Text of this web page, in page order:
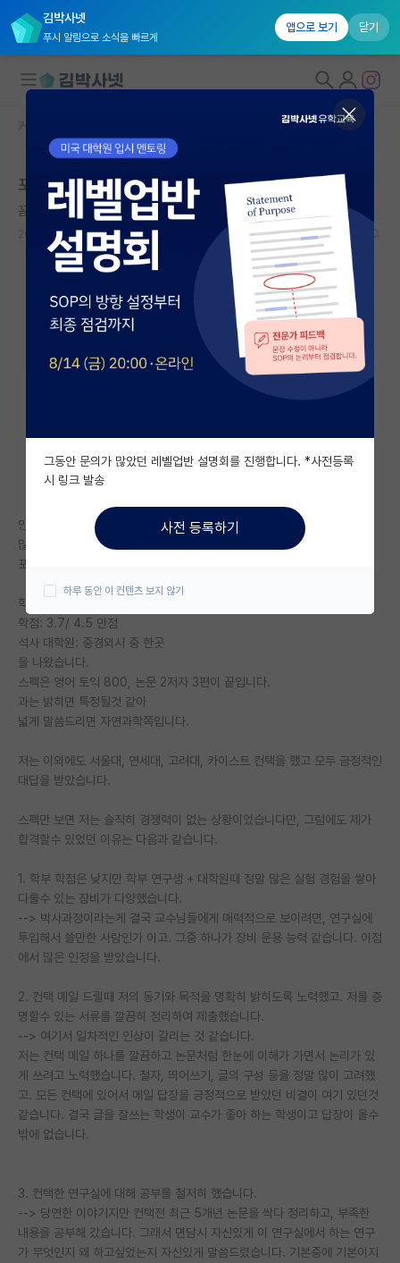
김박사넷
푸시 알림으로 소식을 빠르게
앱으로 보기 닫기
대학원생 모집
국내대학원 정보
연구실&오픈랩
커뮤니티
커뮤니티 홈
전체글보기
베스트 게시판
자유 게시판(아무개랩)
미국 유학 게시판
미국 대학원 합격 후기 게시판
대학원생 모집 게시판
연구실(PI) 홍보 게시판
석박사 채용 정보 게시판
임용 정보 게시판
학부 인턴 게시판
취업 게시판
PI 전용 게시판
특수/전문대학원 게시판
반도체/AI 게시판
학술 정보 게시판
홍보 게시판
커리어
유학교육
반도체 아카데미
재팬라운지 🌸
커뮤니티 홈
포항공대 박사과정 후기
꼼꼼한 라이프니츠
2026.06.14 10 11394
안녕하세요
많은 분들이 포항공대를 좋은 선택지로 생각하시는 만큼
포항공대 박사과정 후기를 남깁니다.
학부: 광명상가 라인
학점: 3.7/ 4.5 만점
석사 대학원: 중경외시 중 한곳
을 나왔습니다.
스펙은 영어 토익 800, 논문 2저자 3편이 끝입니다.
과는 밝히면 특정될것 같아
넓게 말씀드리면 자연과학쪽입니다.
저는 이외에도 서울대, 연세대, 고려대, 카이스트 컨택을 했고 모두 긍정적인
대답을 받았습니다.
스펙만 보면 저는 솔직히 경쟁력이 없는 상황이었습니다만, 그럼에도 제가
합격할수 있었던 이유는 다음과 같습니다.
1. 학부 학점은 낮지만 학부 연구생 + 대학원때 정말 많은 실험 경험을 쌓아
다룰수 있는 장비가 다양했습니다.
--> 박사과정이라는게 결국 교수님들에게 매력적으로 보이려면, 연구실에
투입해서 쓸만한 사람인가 이고. 그중 하나가 장비 운용 능력 같습니다. 이점
에서 많은 인정을 받았습니다.
2. 컨택 메일 드릴때 저의 동기와 목적을 명확히 밝히도록 노력했고. 저를 증
명할수 있는 서류를 깔끔히 정리하여 제출했습니다.
--> 여기서 일차적인 인상이 갈리는 것 같습니다.
저는 컨택 메일 하나를 깔끔하고 논문처럼 한눈에 이해가 가면서 논리가 있
게 쓰려고 노력했습니다. 철자, 띄어쓰기, 글의 구성 등을 정말 많이 고려했
고. 모든 컨택에 있어서 메일 답장을 긍정적으로 받았던 비결이 여기 있던것
같습니다. 결국 글을 잘쓰는 학생이 교수가 좋아 하는 학생이고 답장이 올수
밖에 없습니다.
3. 컨택한 연구실에 대해 공부를 철저히 했습니다.
--> 당연한 이야기지만 컨택전 최근 5개년 논문을 싹다 정리하고, 부족한
내용을 공부해 갔습니다. 그래서 면담시 자신있게 이 연구실에서 하는 연구
가 무엇인지 왜 하고싶었는지 자신있게 말씀드렸습니다. 기본중에 기본이지
그동안 문의가 많았던 레벨업반 설명회를 진행합니다. *사전등록
시 링크 발송
사전 등록하기
하루 동안 이 컨텐츠 보지 않기